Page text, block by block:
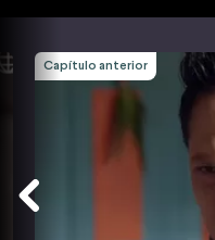
Capítulo anterior